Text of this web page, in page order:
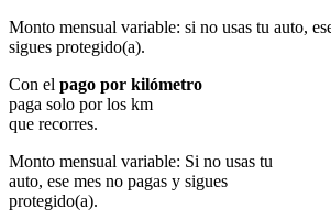
Monto mensual variable: si no usas tu auto,
sigues protegido(a).
Con el pago por kilómetro
paga solo por los km
que recorres.
Monto mensual variable: Si no usas tu
auto, ese mes no pagas y sigues
protegido(a).